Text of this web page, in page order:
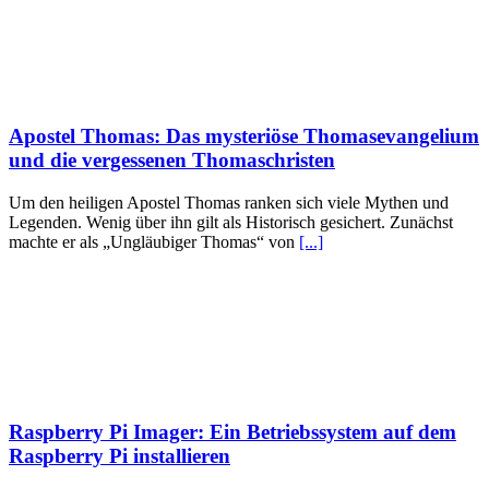
Apostel Thomas: Das mysteriöse Thomasevangelium
und die vergessenen Thomaschristen
Um den heiligen Apostel Thomas ranken sich viele Mythen und
Legenden. Wenig über ihn gilt als Historisch gesichert. Zunächst
machte er als „Ungläubiger Thomas“ von [...]
Raspberry Pi Imager: Ein Betriebssystem auf dem
Raspberry Pi installieren